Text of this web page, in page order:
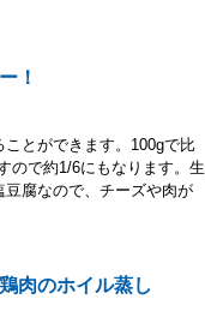
！
とができます。100gで比
ので約1/6にもなります。生
腐なので、チーズや肉が
肉のホイル蒸し